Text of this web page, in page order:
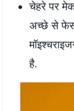
चेहरे पर
अच्‍छे से फेस
है.